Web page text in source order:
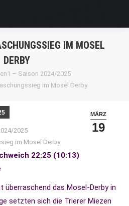
IM MOSEL
DERBY
– Saison 2024/2025
im Mosel Derby
MÄRZ
19
sich hier:
2025
im Mosel Derby
22:25 (10:13)
überraschend das Mosel-Derby in
setzten sich die Trierer Miezen